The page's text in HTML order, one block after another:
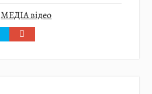
МЕДІА відео